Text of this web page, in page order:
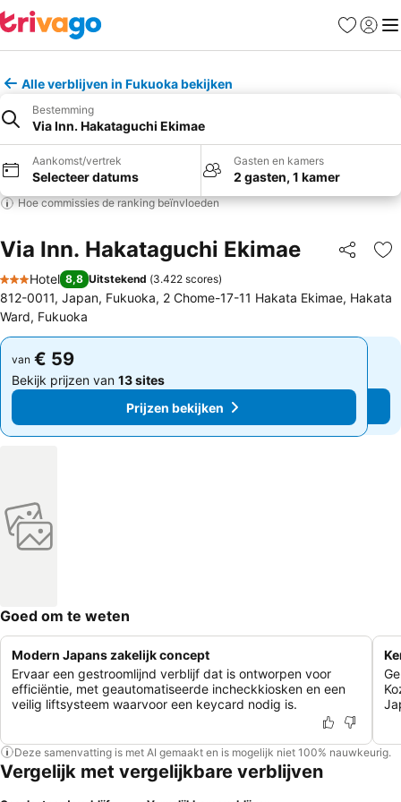
Favorieten
Alle verblijven in Fukuoka bekijken
Bestemming
Via Inn. Hakataguchi Ekimae
Aankomst/vertrek
Selecteer datums
Gasten en kamers
2 gasten, 1 kamer
Hoe commissies de ranking beïnvloeden
Via Inn. Hakataguchi Ekimae Delen
3 Sterren
Hotel 8,8 Uitstekend (3.422 scores)
812-0011, Japan, Fukuoka, 2 Chome-17-11 Hakata Ekimae, Hakata
Ward, Fukuoka
van € 59
Bekijk prijzen van 13 sites
Prijzen bekijken
van € 59
Bekijk prijzen van 13 sites
Prijzen bekijken
Goed om te weten
Modern Japans zakelijk concept
Ervaar een gestroomlijnd verblijf dat is ontworpen voor
efficiëntie, met geautomatiseerde incheckkiosken en een
veilig liftsysteem waarvoor een keycard nodig is.
Deze samenvatting is met AI gemaakt en is mogelijk niet 100% nauwkeurig.
Vergelijk met vergelijkbare verblijven